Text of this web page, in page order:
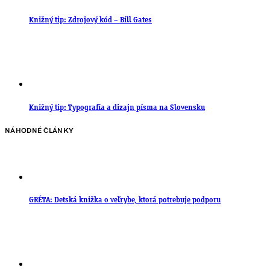
Knižný tip: Zdrojový kód – Bill Gates
Knižný tip: Typografia a dizajn písma na Slovensku
NÁHODNÉ ČLÁNKY
GRÉTA: Detská knižka o veľrybe, ktorá potrebuje podporu